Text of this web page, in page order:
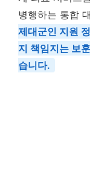
병행하는 통합
제대군인 지원
지 책임지는 보
습니다.